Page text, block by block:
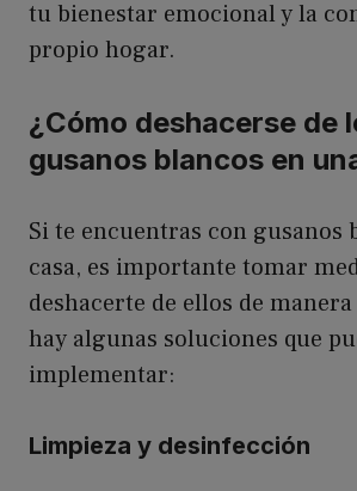
tu bienestar emocional y la
propio hogar.
¿Cómo deshacerse de
gusanos blancos en
Si te encuentras con gusanos
casa, es importante tomar
deshacerte de ellos de
hay algunas soluciones que
implementar:
Limpieza y desinfección